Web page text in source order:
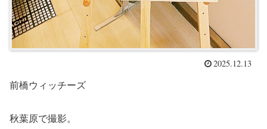
2025.12.13
前橋ウィッチーズ
秋葉原で撮影。